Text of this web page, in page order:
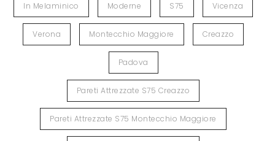
In Melaminico Moderne S75 Vicenza
Verona Montecchio Maggiore Creazzo
Padova
Pareti Attrezzate S75 Creazzo
Pareti Attrezzate S75 Montecchio Maggiore